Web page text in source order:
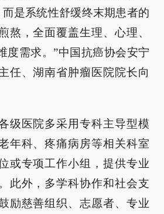
而是系统性舒缓终末期患者的
熬，全面覆盖生理、心理、
度需求。”中国抗癌协会安宁
任、湖南省肿瘤医院院长向
级医院多采用专科主导型模
年科、疼痛病房等相关科室
或专项工作小组，提供专业
此外，多学科协作和社会支
励慈善组织、志愿者、专业